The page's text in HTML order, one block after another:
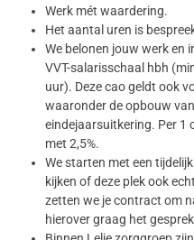
Werk mét waardering.
Het aantal uren is
We belonen jouw werk en
VVT-salarisschaal hbh
uur). Deze cao geldt ook
waaronder de opbouw
eindejaarsuitkering. Per 1
met 2,5%.
We starten met een
kijken of deze plek ook
zetten we je contract om
hierover graag het